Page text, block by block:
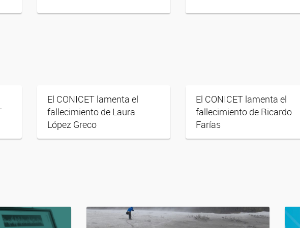
El CONICET lamenta el
fallecimiento de Laura
López Greco
El CONICET lamenta el
fallecimiento de Ricardo
Farías